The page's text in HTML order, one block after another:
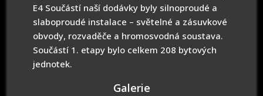
E4 Součástí naší dodávky byly silnoproudé a
slaboproudé instalace – světelné a zásuvkové
obvody, rozvaděče a hromosvodná soustava.
Součástí 1. etapy bylo celkem 208 bytových
jednotek.
Galerie